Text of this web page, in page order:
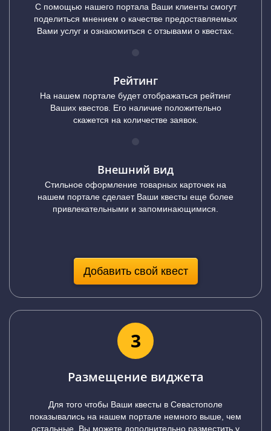
С помощью нашего портала Ваши клиенты смогут
поделиться мнением о качестве предоставляемых
Вами услуг и ознакомиться с отзывами о квестах.
Рейтинг
На нашем портале будет отображаться рейтинг
Ваших квестов. Его наличие положительно
скажется на количестве заявок.
Внешний вид
Стильное оформление товарных карточек на
нашем портале сделает Ваши квесты еще более
привлекательными и запоминающимися.
Добавить свой квест
3
Размещение виджета
Для того чтобы Ваши квесты в Севастополе
показывались на нашем портале немного выше, чем
остальные, Вы можете дополнительно разместить у